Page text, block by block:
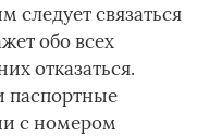
следует связаться
обо всех
отказаться.
паспортные
с номером